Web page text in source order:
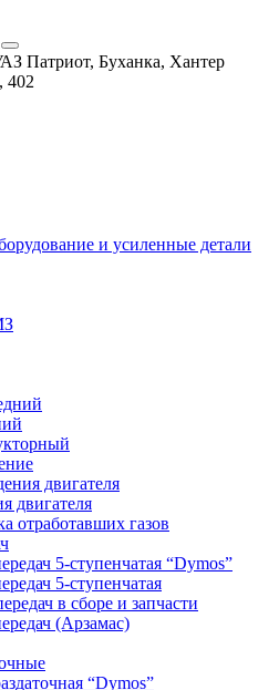
Патриот, Буханка, Хантер
402
и усиленные детали
двигателя
двигателя
отработавших газов
5-ступенчатая “Dymos”
5-ступенчатая
в сборе и запчасти
(Арзамас)
“Dymos”